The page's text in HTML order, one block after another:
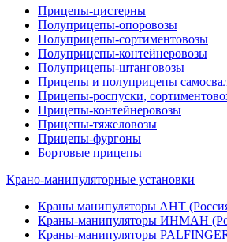
Прицепы-цистерны
Полуприцепы-опоровозы
Полуприцепы-сортиментовозы
Полуприцепы-контейнеровозы
Полуприцепы-штанговозы
Прицепы и полуприцепы
Прицепы-роспуски,
Прицепы-контейнеровозы
Прицепы-тяжеловозы
Прицепы-фургоны
Бортовые прицепы
Крано-манипуляторные установки
Краны манипуляторы АНТ
Краны-манипуляторы ИНМАН
Краны-манипуляторы